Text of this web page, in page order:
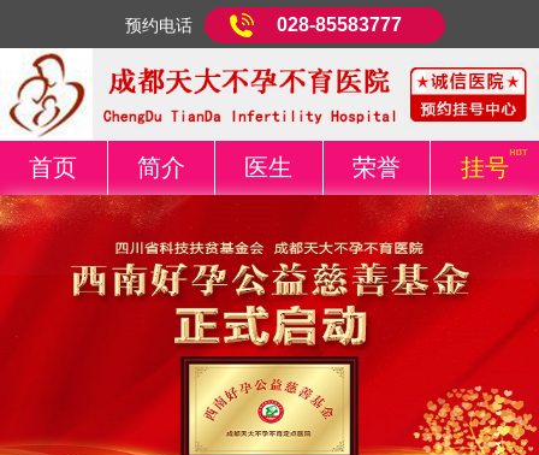
预约电话 028-85583777
首页 简介 医生 荣誉 挂号